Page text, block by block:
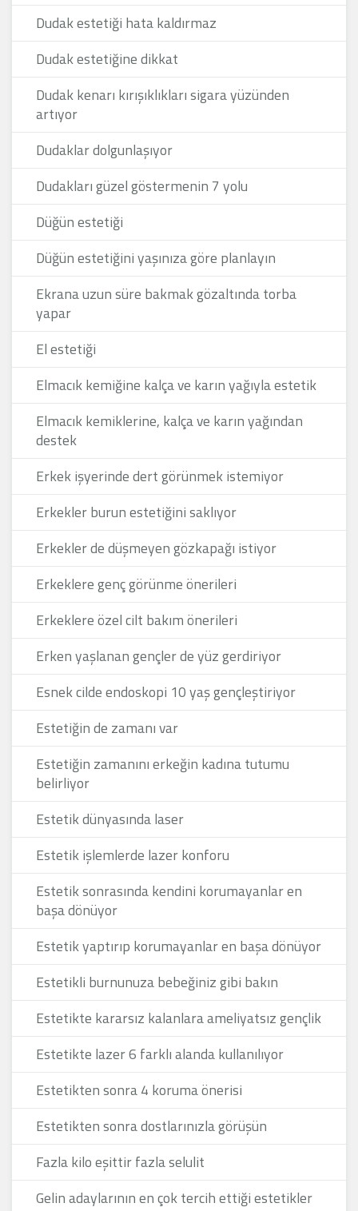
Dudak estetiği hata kaldırmaz
Dudak estetiğine dikkat
Dudak kenarı kırışıklıkları sigara yüzünden
artıyor
Dudaklar dolgunlaşıyor
Dudakları güzel göstermenin 7 yolu
Düğün estetiği
Düğün estetiğini yaşınıza göre planlayın
Ekrana uzun süre bakmak gözaltında torba
yapar
El estetiği
Elmacık kemiğine kalça ve karın yağıyla estetik
Elmacık kemiklerine, kalça ve karın yağından
destek
Erkek işyerinde dert görünmek istemiyor
Erkekler burun estetiğini saklıyor
Erkekler de düşmeyen gözkapağı istiyor
Erkeklere genç görünme önerileri
Erkeklere özel cilt bakım önerileri
Erken yaşlanan gençler de yüz gerdiriyor
Esnek cilde endoskopi 10 yaş gençleştiriyor
Estetiğin de zamanı var
Estetiğin zamanını erkeğin kadına tutumu
belirliyor
Estetik dünyasında laser
Estetik işlemlerde lazer konforu
Estetik sonrasında kendini korumayanlar en
başa dönüyor
Estetik yaptırıp korumayanlar en başa dönüyor
Estetikli burnunuza bebeğiniz gibi bakın
Estetikte kararsız kalanlara ameliyatsız gençlik
Estetikte lazer 6 farklı alanda kullanılıyor
Estetikten sonra 4 koruma önerisi
Estetikten sonra dostlarınızla görüşün
Fazla kilo eşittir fazla selulit
Gelin adaylarının en çok tercih ettiği estetikler